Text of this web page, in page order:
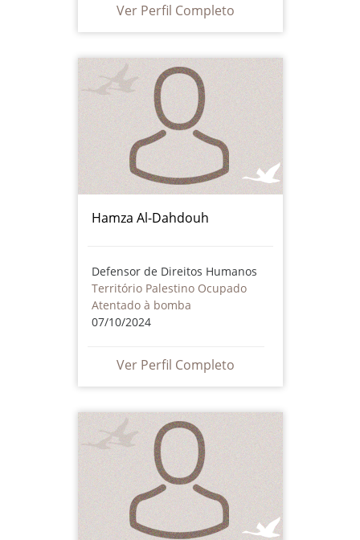
Ver Perfil Completo
Hamza Al-Dahdouh
Defensor de Direitos Humanos
Território Palestino Ocupado
Atentado à bomba
07/10/2024
Ver Perfil Completo